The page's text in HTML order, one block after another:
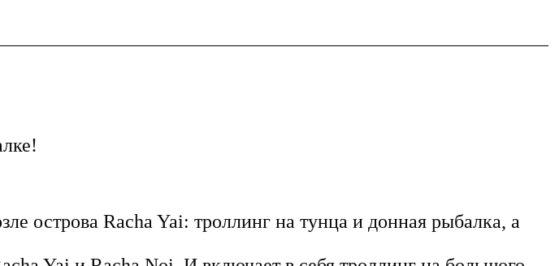
острова Racha Yai: троллинг на тунца и донная рыбалка, а